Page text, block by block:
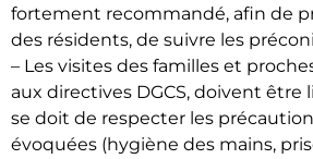
fortement recommandé, afin de
des résidents, de suivre les
– Les visites des familles et
aux directives DGCS, doivent être
se doit de respecter les
évoquées (hygiène des mains,